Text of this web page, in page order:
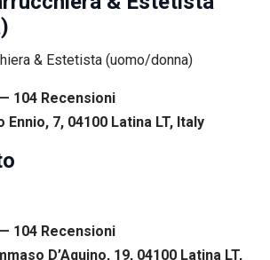
104 Recensioni
7, 04100 Latina LT, Italy
104 Recensioni
D’Aquino, 19, 04100 Latina LT,